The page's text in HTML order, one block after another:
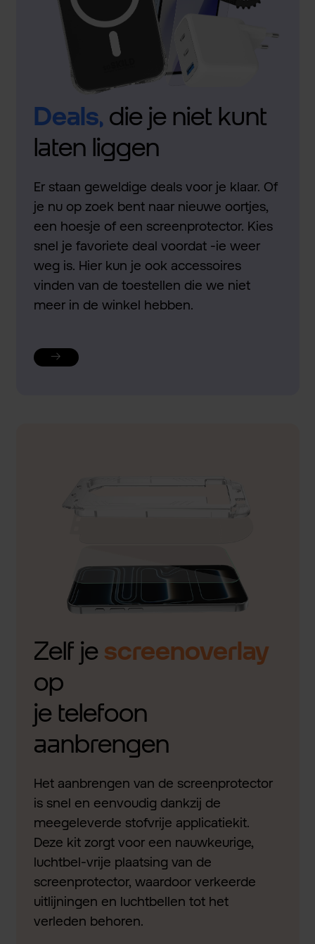
Deals,die je niet kunt
laten liggen
Er staan geweldige deals voor je klaar. Of
je nu op zoek bent naar nieuwe oortjes,
een hoesje of een screenprotector. Kies
snel je favoriete deal voordat -ie weer
weg is. Hier kun je ook accessoires
vinden van de toestellen die we niet
meer in de winkel hebben.
Zelf je screenoverlay
op
je telefoon
aanbrengen
Het aanbrengen van de screenprotector
is snel en eenvoudig dankzij de
meegeleverde stofvrije applicatiekit.
Deze kit zorgt voor een nauwkeurige,
luchtbel-vrije plaatsing van de
screenprotector, waardoor verkeerde
uitlijningen en luchtbellen tot het
verleden behoren.